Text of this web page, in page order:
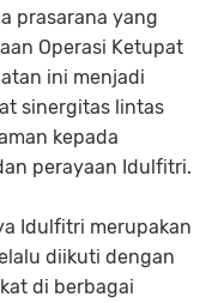
prasarana yang
Operasi Ketupat
ini menjadi
sinergitas lintas
kepada
perayaan Idulfitri.
Idulfitri merupakan
diikuti dengan
di berbagai